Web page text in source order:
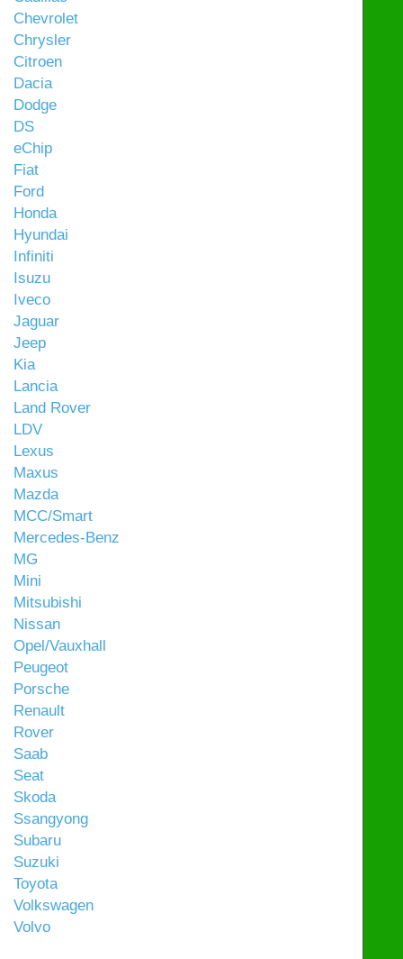
Chevrolet
Chrysler
Citroen
Dacia
Dodge
DS
eChip
Fiat
Ford
Honda
Hyundai
Infiniti
Isuzu
Iveco
Jaguar
Jeep
Kia
Lancia
Land Rover
LDV
Lexus
Maxus
Mazda
MCC/Smart
Mercedes-Benz
MG
Mini
Mitsubishi
Nissan
Opel/Vauxhall
Peugeot
Porsche
Renault
Rover
Saab
Seat
Skoda
Ssangyong
Subaru
Suzuki
Toyota
Volkswagen
Volvo